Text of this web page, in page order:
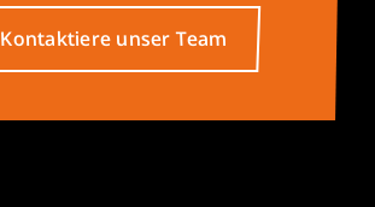
Kontaktiere unser Team